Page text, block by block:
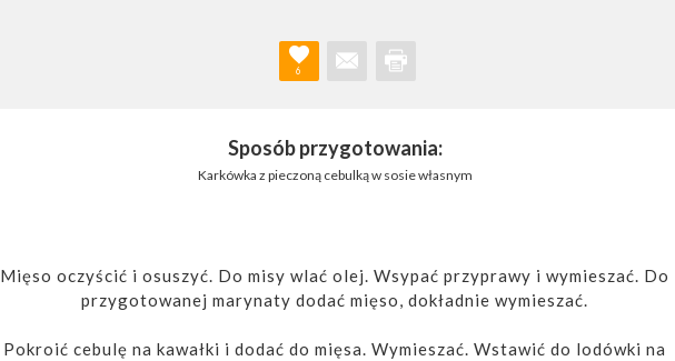
6
Sposób przygotowania:
Karkówka z pieczoną cebulką w sosie własnym
Mięso oczyścić i osuszyć. Do misy wlać olej. Wsypać przyprawy i wymieszać. Do
przygotowanej marynaty dodać mięso, dokładnie wymieszać.
Pokroić cebulę na kawałki i dodać do mięsa. Wymieszać. Wstawić do lodówki na